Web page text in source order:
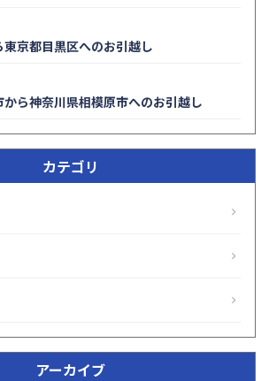
京都目黒区へのお引越し
ら神奈川県相模原市へのお引越し
カテゴリ
アーカイブ